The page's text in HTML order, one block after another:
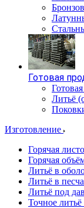
Готовая
Литьё
Изготовление
Горячая
Горячая
Литьё в
Литьё в
Литьё под
Точное